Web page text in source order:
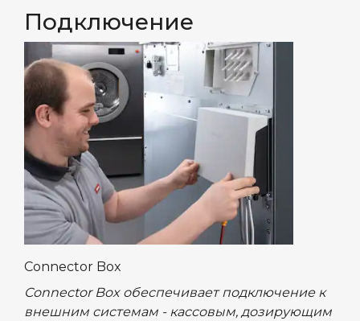
Подключение
Connector Box
Connector Box обеспечивает подключение к
внешним системам - кассовым, дозирующим